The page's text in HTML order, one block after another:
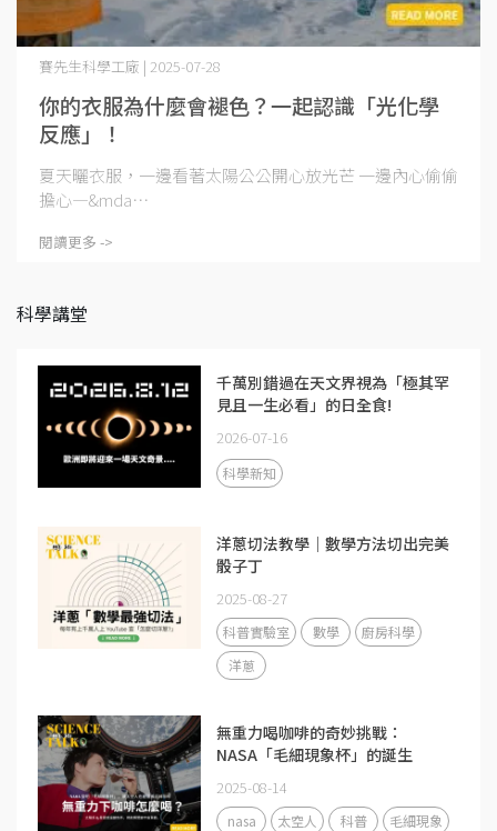
你的衣服為什麼會褪色？一起認識「光化學
反應」！
賽先生科學工廠 | 2025-07-28
夏天曬衣服，一邊看著太陽公公開心放光芒 一邊內心偷偷
擔心—&mda⋯
閱讀更多 ->
科學講堂
千萬別錯過在天文界視為「極其罕
見且一生必看」的日全食!
2026-07-16
科學新知
洋蔥切法教學｜數學方法切出完美
骰子丁
2025-08-27
科普實驗室 數學
廚房科學
洋蔥
無重力喝咖啡的奇妙挑戰：
NASA「毛細現象杯」的誕生
2025-08-14
nasa 太空人 科普
毛細現象